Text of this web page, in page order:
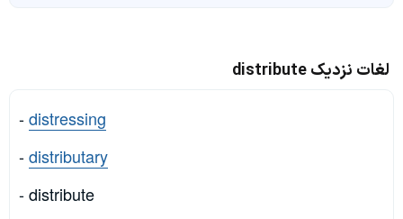
لغات نزدیک distribute
-distressing
-distributary
- distribute